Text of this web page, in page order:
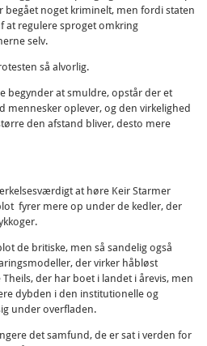
begået noget kriminelt, men fordi staten
at regulere sproget omkring
selv.
så alvorlig.
begynder at smuldre, opstår der et
mennesker oplever, og den virkelighed
den afstand bliver, desto mere
at høre Keir Starmer
fyrer mere op under de kedler, der
de britiske, men så sandelig også
der virker håbløst
der har boet i landet i årevis, men
dybden i den institutionelle og
under overfladen.
det samfund, de er sat i verden for